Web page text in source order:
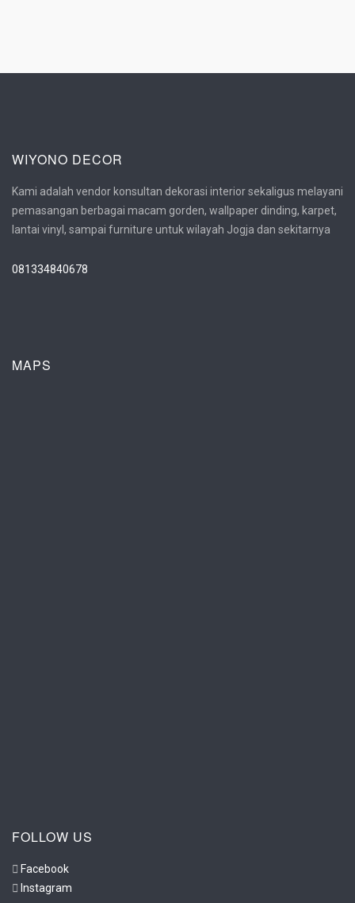
WIYONO DECOR
Kami adalah vendor konsultan dekorasi interior sekaligus melayani
pemasangan berbagai macam gorden, wallpaper dinding, karpet,
lantai vinyl, sampai furniture untuk wilayah Jogja dan sekitarnya
081334840678
MAPS
FOLLOW US
Facebook
Instagram